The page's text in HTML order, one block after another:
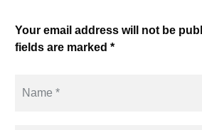
Your email address will not be
fields are marked *